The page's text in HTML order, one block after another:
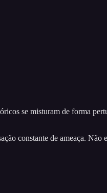
se misturam de forma
constante de ameaça. Não